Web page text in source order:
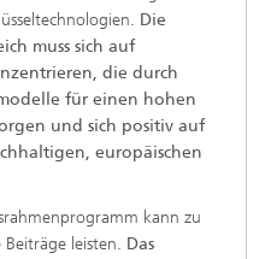
Die
muss sich auf
die durch
für einen hohen
und sich positiv auf
europäischen
kann zu
leisten. Das